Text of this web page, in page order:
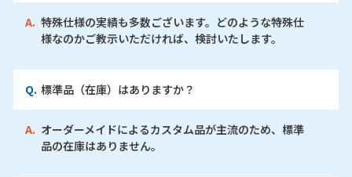
A. 特殊仕様の実績も多数ございます。どのような特殊仕
様なのかご教示いただければ、検討いたします。
Q. 標準品（在庫）はありますか？
A. オーダーメイドによるカスタム品が主流のため、標準
品の在庫はありません。